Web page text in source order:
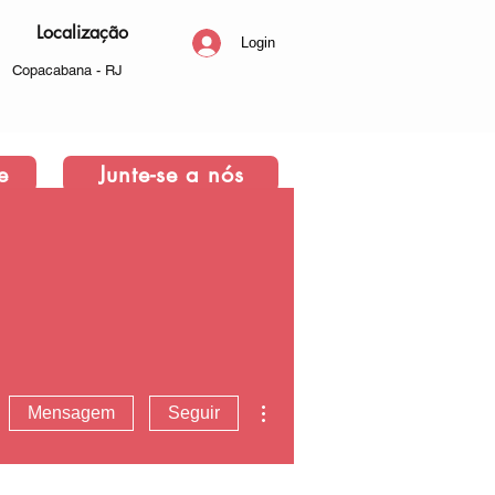
Localização
Copacabana - RJ
Login
Junte-se a nós
Mensagem Seguir